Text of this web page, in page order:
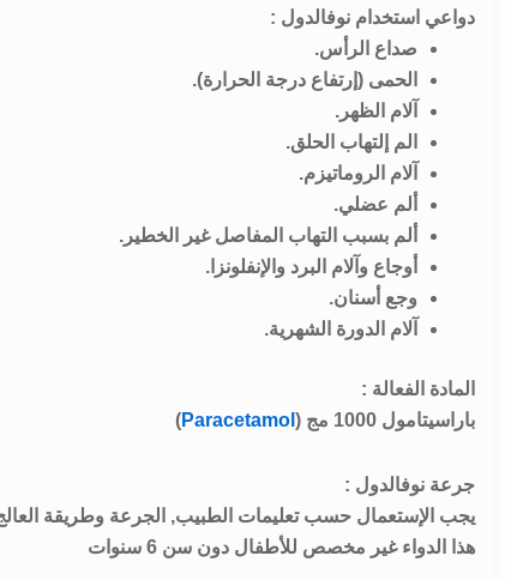
دواعي استخدام نوفالدول :
صداع الرأس.
الحمى (إرتفاع درجة الحرارة).
آلام الظهر.
الم إلتهاب الحلق.
آلام الروماتيزم.
ألم عضلي.
ألم بسبب التهاب المفاصل غير الخطير.
أوجاع وآلام البرد والإنفلونزا.
وجع أسنان.
آلام الدورة الشهرية.
المادة الفعالة :
باراسيتامول 1000 مج (
Paracetamol
)
جرعة نوفالدول :
يجب الإستعمال حسب تعليمات الطبيب, الجرعة وطريقة
هذا الدواء غير مخصص للأطفال دون سن 6 سنوات